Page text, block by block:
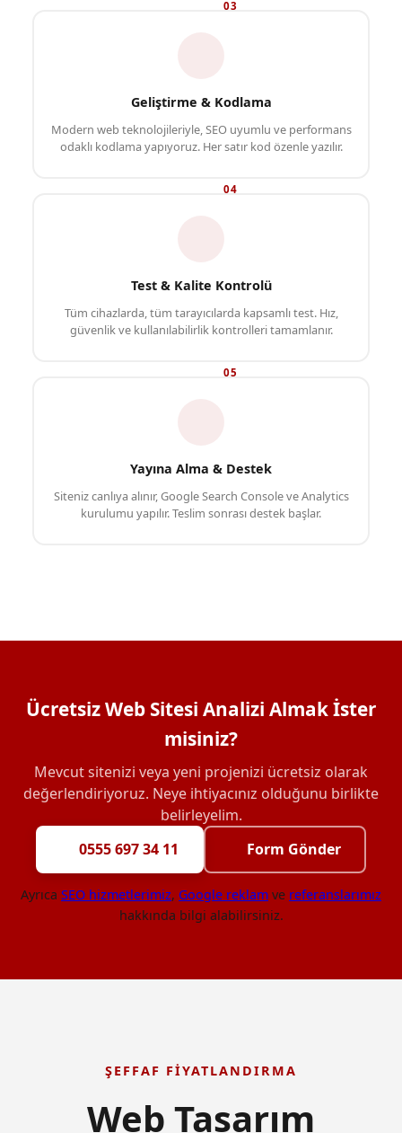
03
Geliştirme & Kodlama
Modern web teknolojileriyle, SEO uyumlu ve performans
odaklı kodlama yapıyoruz. Her satır kod özenle yazılır.
04
Test & Kalite Kontrolü
Tüm cihazlarda, tüm tarayıcılarda kapsamlı test. Hız,
güvenlik ve kullanılabilirlik kontrolleri tamamlanır.
05
Yayına Alma & Destek
Siteniz canlıya alınır, Google Search Console ve Analytics
kurulumu yapılır. Teslim sonrası destek başlar.
Ücretsiz Web Sitesi Analizi Almak İster
misiniz?
Mevcut sitenizi veya yeni projenizi ücretsiz olarak
değerlendiriyoruz. Neye ihtiyacınız olduğunu birlikte
belirleyelim.
0555 697 34 11
Form Gönder
Ayrıca SEO hizmetlerimiz, Google reklam ve referanslarımız
hakkında bilgi alabilirsiniz.
ŞEFFAF FIYATLANDIRMA
Web Tasarım